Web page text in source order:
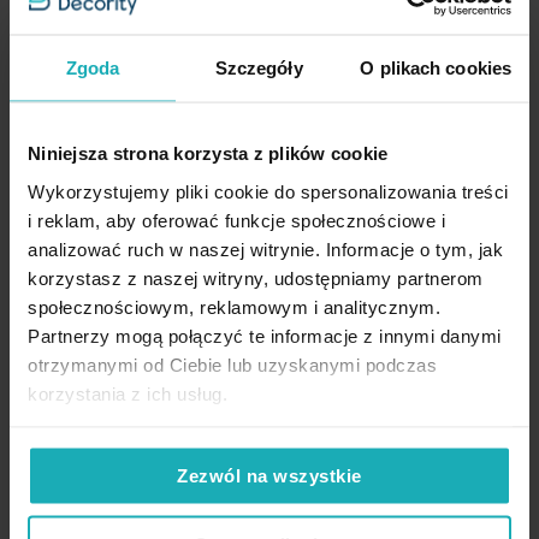
Zgoda Szczegóły O plikach cookies
Niniejsza strona korzysta z plików cookie
Wykorzystujemy pliki cookie do spersonalizowania treści
i reklam, aby oferować funkcje społecznościowe i
analizować ruch w naszej witrynie. Informacje o tym, jak
korzystasz z naszej witryny, udostępniamy partnerom
społecznościowym, reklamowym i analitycznym.
Partnerzy mogą połączyć te informacje z innymi danymi
otrzymanymi od Ciebie lub uzyskanymi podczas
korzystania z ich usług.
Zezwól na wszystkie
średnica: 8 cm
wysokość: 9 cm
Skład: 100% glinka ceramiczna
do listy życzeń
Świecznik dekoracyjny srebrny
powierzchnie 9x13 cm LAILA
Eurofirany
28,62 zł
-30%
Najniższa cena z 30 dni przed
obniżką:40,90 zł
Cena regularna:40,90 zł
Dodaj do koszyka Dodaj do listy życzeń
Figurka dekoracyjna srebrna w
LAILA Eurofirany
55,93 zł
-30%
Najniższa cena z 30 dni przed
obniżką:79,90 zł
Cena regularna:79,90 zł
Dodaj do koszyka